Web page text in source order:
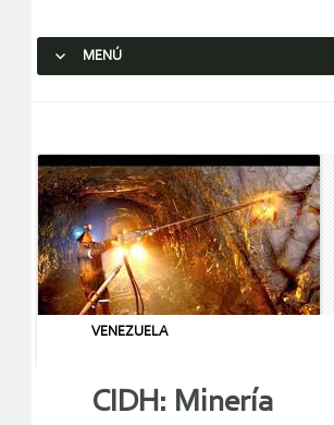
MENÚ
VENEZUELA
CIDH: Minería